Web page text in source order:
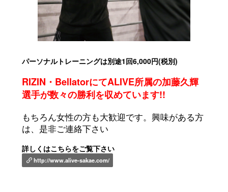
パーソナルトレーニングは別途1回6,000円(税別)
RIZIN・BellatorにてALIVE所属の加藤久輝
選手が数々の勝利を収めています!!
もちろん女性の方も大歓迎です。興味がある方
は、是非ご連絡下さい
詳しくはこちらをご覧下さい
http://www.alive-sakae.com/